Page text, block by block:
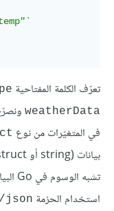
تعرّف الكلمة المفتاحية
weatherData
في المتغيّرات من نوع
استخدام الحزمة json